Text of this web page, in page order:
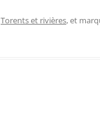
Torents et rivières, et